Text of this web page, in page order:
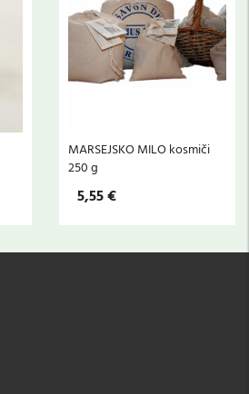
MARSEJSKO MILO kosmiči
250 g
5,55 €